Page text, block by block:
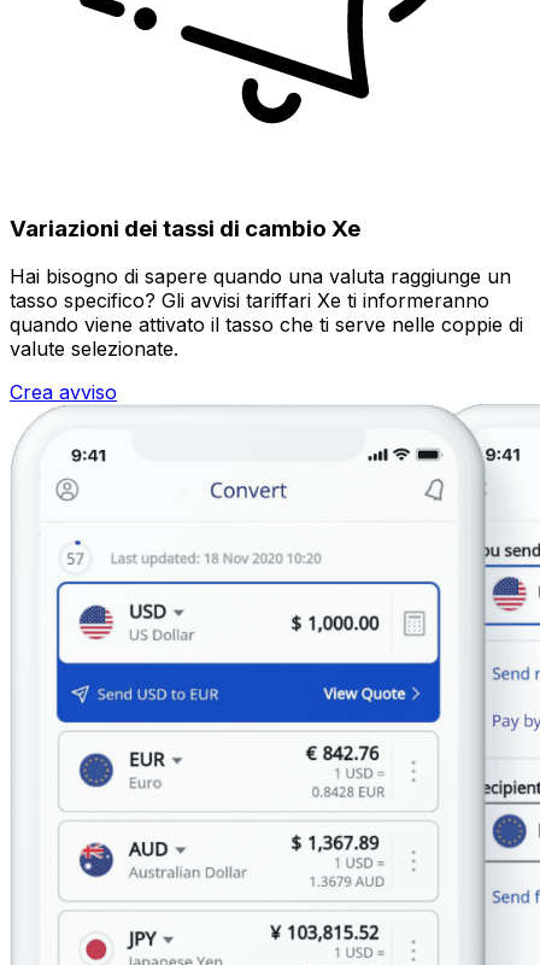
Variazioni dei tassi di cambio Xe
Hai bisogno di sapere quando una valuta raggiunge un
tasso specifico? Gli avvisi tariffari Xe ti informeranno
quando viene attivato il tasso che ti serve nelle coppie di
valute selezionate.
Crea avviso